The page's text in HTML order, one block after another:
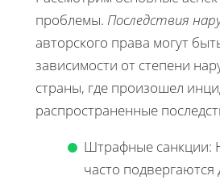
проблемы. Последствия
авторского права могут
зависимости от степени
страны, где произошел
распространенные
Штрафные санкции:
часто